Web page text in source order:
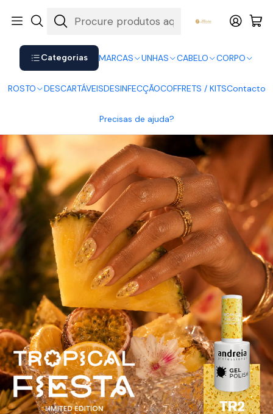
Categorias MARCAS UNHAS CABELO CORPO
ROSTO DESCARTÁVEISDESINFECÇÃOCOFFRETS / KITSContacto
Precisas de ajuda?
Shop now. Pay later with Klarna.
Andreia - Verniz Gel TR2